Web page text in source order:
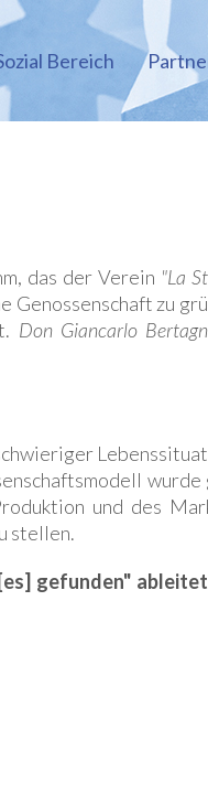
Bereich
das der Verein "La
zu
Don Giancarlo
und des
stellen.
gefunden"